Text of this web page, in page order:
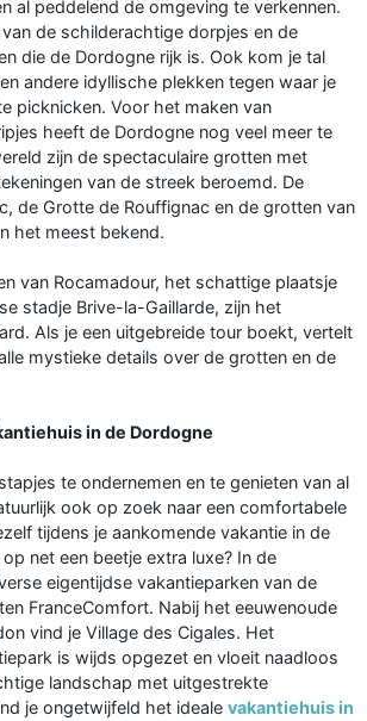
al peddelend de omgeving te verkennen.
de schilderachtige dorpjes en de
die de Dordogne rijk is. Ook kom je tal
andere idyllische plekken tegen waar je
picknicken. Voor het maken van
heeft de Dordogne nog veel meer te
zijn de spectaculaire grotten met
van de streek beroemd. De
de Grotte de Rouffignac en de grotten van
het meest bekend.
van Rocamadour, het schattige plaatsje
stadje Brive-la-Gaillarde, zijn het
Als je een uitgebreide tour boekt, vertelt
mystieke details over de grotten en de
in de Dordogne
te ondernemen en te genieten van al
ook op zoek naar een comfortabele
tijdens je aankomende vakantie in de
net een beetje extra luxe? In de
eigentijdse vakantieparken van de
FranceComfort. Nabij het eeuwenoude
vind je Village des Cigales. Het
is wijds opgezet en vloeit naadloos
landschap met uitgestrekte
je ongetwijfeld het ideale vakantiehuis in